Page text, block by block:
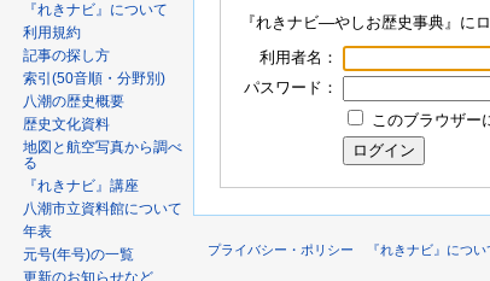
『れきナビ―やしお歴史事典』に
利用者名：
パスワード：
このブラウザー
『れきナビ』について
利用規約
記事の探し方
索引(50音順・分野別)
八潮の歴史概要
歴史文化資料
地図と航空写真から調べ
る
『れきナビ』講座
八潮市立資料館について
年表
元号(年号)の一覧
更新のお知らせなど
プライバシー・ポリシー 『れきナビ』につい